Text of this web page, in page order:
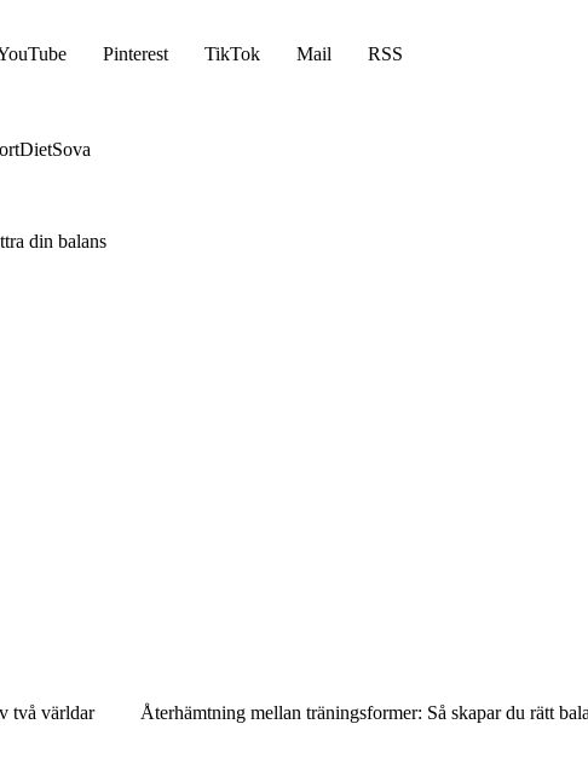
Pinterest TikTok Mail RSS
DietSova
din balans
två världar Återhämtning mellan träningsformer: Så skapar du rätt